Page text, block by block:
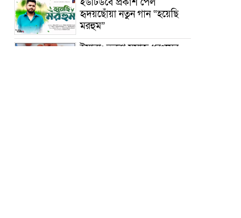
হৃদয়ছোঁয়া নতুন গান “হয়েছি
মরহুম”
ইয়াবা: তরুণ সমাজ ধ্বংসের